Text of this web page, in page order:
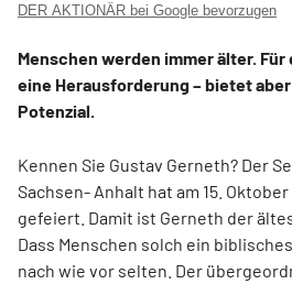
DER AKTIONÄR bei Google bevorzugen
Menschen werden immer älter.
eine Herausforderung – bietet
Potenzial.
Kennen Sie Gustav Gerneth? Der
Sachsen- Anhalt hat am 15.
gefeiert. Damit ist Gerneth der
Dass Menschen solch ein
nach wie vor selten. Der